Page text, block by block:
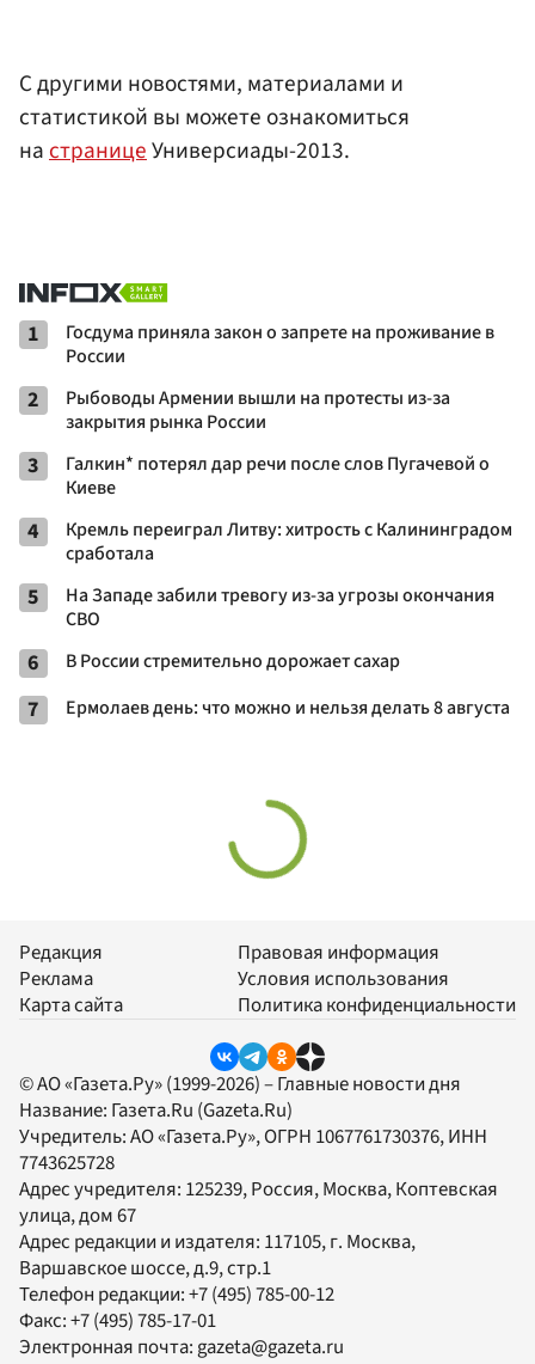
С другими новостями, материалами и
статистикой вы можете ознакомиться
настраницеУниверсиады-2013.
1
Госдума приняла закон о запрете на проживание в
России
2
Рыбоводы Армении вышли на протесты из-за
закрытия рынка России
3
Галкин* потерял дар речи после слов Пугачевой о
Киеве
4
Кремль переиграл Литву: хитрость с Калининградом
сработала
5
На Западе забили тревогу из-за угрозы окончания
СВО
6 В России стремительно дорожает сахар
7 Ермолаев день: что можно и нельзя делать 8 августа
Редакция
Реклама
Карта сайта
Правовая информация
Условия использования
Политика конфиденциальности
© АО «Газета.Ру» (1999-2026) – Главные новости дня
Название: Газета.Ru (Gazeta.Ru)
Учредитель:АО «Газета.Ру», ОГРН 1067761730376, ИНН
7743625728
Адрес учредителя: 125239, Россия, Москва, Коптевская
улица, дом 67
Адрес редакции и издателя: 117105, г. Москва,
Варшавское шоссе, д.9, стр.1
Телефон редакции:+7 (495) 785-00-12
Факс:+7 (495) 785-17-01
Электронная почта:gazeta@gazeta.ru